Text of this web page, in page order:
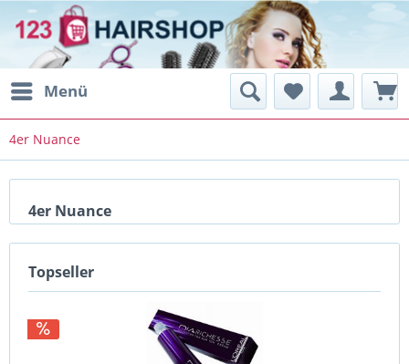
Menü
4er Nuance
4er Nuance
Topseller